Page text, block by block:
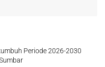
Periode 2026-2030